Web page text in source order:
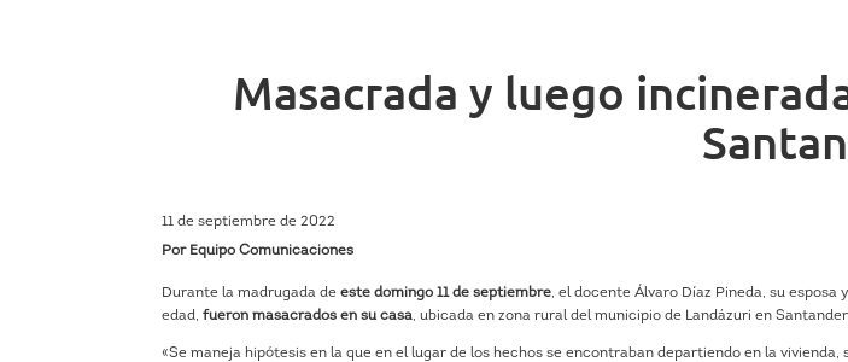
Masacrada y luego
11 de septiembre de 2022
Por Equipo Comunicaciones
Durante la madrugada deeste domingo 11 de septiembre, el docente Álvaro Díaz Pineda, su esposa
edad, fueron masacrados en su casa, ubicada en zona rural del municipio de Landázuri en
«Se maneja hipótesis en la que en el lugar de los hechos se encontraban departiendo en la vivienda,